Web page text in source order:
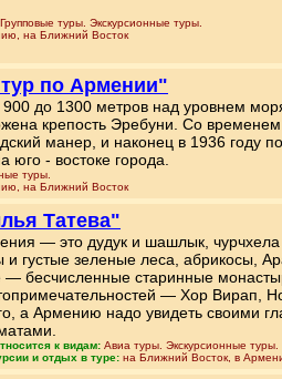
туры. Экскурсионные туры.
на Ближний Восток
по Армении"
900 до 1300 метров над уровнем
крепость Эребуни. Со временем
манер, и наконец в 1936 году
юго - востоке города.
туры.
на Ближний Восток
Татева"
— это дудук и шашлык,
и густые зеленые леса, абрикосы,
бесчисленные старинные
— Хор Вирап,
а Армению надо увидеть своими
к видам: Авиа туры. Экскурсионные туры.
и отдых в туре: на Ближний Восток, в